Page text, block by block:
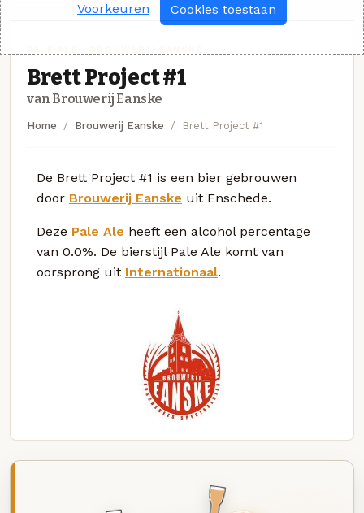
Brett Project #1
van Brouwerij Eanske
Home Brouwerij Eanske Brett Project #1
De Brett Project #1 is een bier gebrouwen
door Brouwerij Eanske uit Enschede.
Deze Pale Ale heeft een alcohol percentage
van 0.0%. De bierstijl Pale Ale komt van
oorsprong uit Internationaal.
Voorkeuren Cookies toestaan